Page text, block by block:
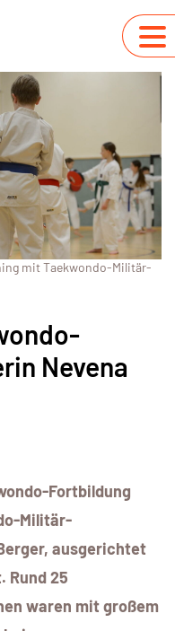
mit Taekwondo-Militär-
Nevena
Fortbildung
Militär-
ausgerichtet
Rund 25
waren mit großem